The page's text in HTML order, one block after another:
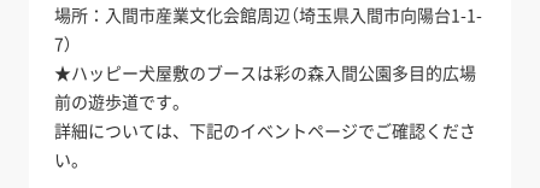
場所：入間市産業文化会館周辺（埼玉県入間市向陽台1-1-
7）
★ハッピー犬屋敷のブースは彩の森入間公園多目的広場
前の遊歩道です。
詳細については、下記のイベントページでご確認くださ
い。